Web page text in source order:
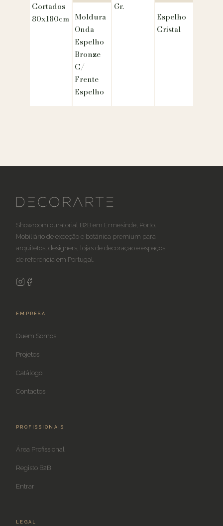
Cortados
80x180cm Moldura
Onda
Espelho
Bronze
C/
Frente
Espelho
Gr.
Espelho
Cristal
Showroom curatorial B2B em Ermesinde, Porto.
Mobiliário de exceção e botânica premium para
arquitetos, designers, lojas de decoração e espaços
de referência em Portugal.
EMPRESA
Quem Somos
Projetos
Catálogo
Contactos
PROFISSIONAIS
Área Profissional
Registo B2B
Entrar
LEGAL